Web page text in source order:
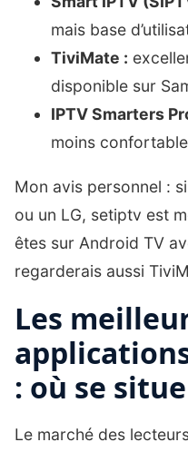
mais base
TiviMate :
disponible sur
IPTV Smarters
moins
Mon avis personnel :
ou un LG, setiptv est
êtes sur Android TV
regarderais aussi
Les
: où se
Le marché des